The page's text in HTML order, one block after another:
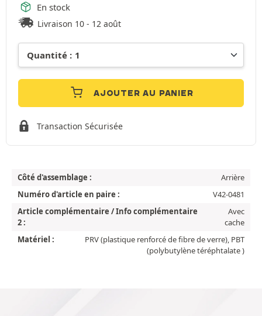
En stock
Livraison 10 - 12 août
AJOUTER AU PANIER
Transaction Sécurisée
Côté d'assemblage :
Arrière
Numéro d'article en paire :
V42-0481
Article complémentaire / Info complémentaire
2 :
Avec
cache
Matériel :
PRV (plastique renforcé de fibre de verre), PBT
(polybutylène téréphtalate )